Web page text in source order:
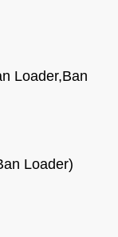
Loader,Ban
Loader)